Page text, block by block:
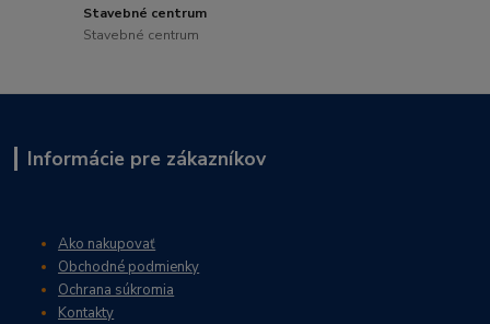
Stavebné centrum
Stavebné centrum
Informácie pre zákazníkov
Ako nakupovať
Obchodné podmienky
Ochrana súkromia
Kontakty